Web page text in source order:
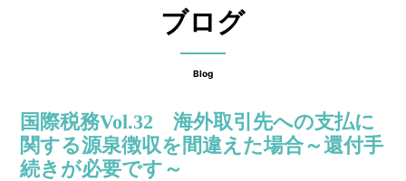
ブログ
Blog
国際税務Vol.32 海外取引先への支払に
関する源泉徴収を間違えた場合～還付手
続きが必要です～